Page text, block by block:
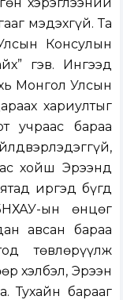
хэрэглээний
мэдэхгүй. Та
Консулын
гэв. Ингээд
Монгол Улсын
хариултыг
учраас бараа
хойш Эрээнд
иргэд бүгд
ын өнцөг
авсан бараа
төвлөрүүлж
хэлбэл, Эрээн
Тухайн барааг